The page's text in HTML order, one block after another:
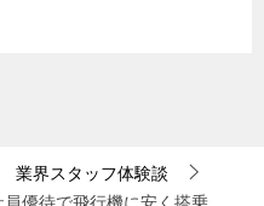
業界スタッフ体験談